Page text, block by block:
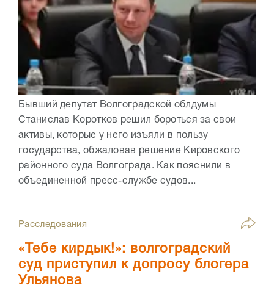
Бывший депутат Волгоградской облдумы
Станислав Коротков решил бороться за свои
активы, которые у него изъяли в пользу
государства, обжаловав решение Кировского
районного суда Волгограда. Как пояснили в
объединенной пресс-службе судов...
Расследования
«Тебе кирдык!»: волгоградский
суд приступил к допросу блогера
Ульянова